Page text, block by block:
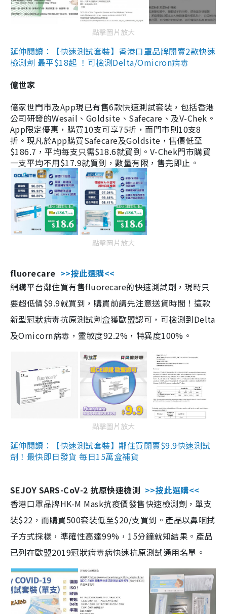
點擊圖片放大
延伸閱讀：【快速測試套裝】香港口罩品牌開賣2款快速
檢測劑 最平$18起 ！可檢測Delta/Omicron病毒
億世家
億家世門市及App現已有售6款快速測試套裝，包括香港
公司研發的Wesail、Goldsite、Safecare、及V-Chek。
App限定優惠，購買10支可享75折，而門市則10支8
折。現凡於App購買Safecare及Goldsite，售價低至
$186.7，平均每支只需$18.6就買到。V-Chek門市購買
一支平均不用$17.9就買到，數量有限，售完即止。
點擊圖片放大
fluorecare >>按此選購<<
網購平台鄰住買有售fluorecare的快速測試劑，現時只
要超低價$9.9就買到，購買前請先注意送貨時間！這款
新型冠狀病毒抗原測試劑盒獲歐盟認可，可檢測到Delta
及Omicorn病毒，靈敏度92.2%，特異度100%。
點擊圖片放大
延伸閱讀：【快速測試套裝】鄰住買開賣$9.9快速測試
劑！最快即日發貨 每日15萬盒補貨
SEJOY SARS-CoV-2 抗原快速檢測 >>按此選購<<
香港口罩品牌HK-M Mask抗疫價發售快速檢測劑，單支
裝$22，而購買500套裝低至$20/支買到。產品以鼻咽拭
子方式採樣，準確性高達99%，15分鐘就知結果。產品
已列在歐盟2019冠狀病毒病快速抗原測試通用名單。